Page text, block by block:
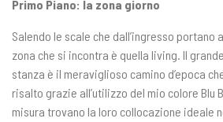
Primo Piano: la zona giorno
Salendo le scale che dall’ingresso portano
zona che si incontra è quella living. Il
stanza è il meraviglioso camino d’epoca
risalto grazie all’utilizzo del mio colore Blu
misura trovano la loro collocazione ideale